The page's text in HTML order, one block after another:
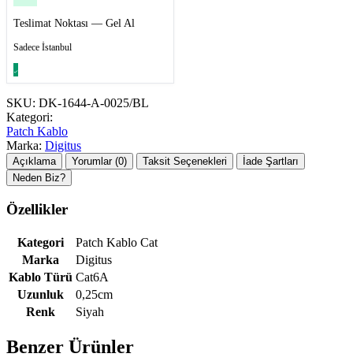
Teslimat Noktası — Gel Al
Sadece İstanbul
SKU: DK-1644-A-0025/BL
Kategori:
Patch Kablo
Marka: Digitus
Açıklama Yorumlar (0) Taksit Seçenekleri
İade Şartları
Neden Biz?
Özellikler
Kategori
Patch Kablo Cat
Marka
Digitus
Kablo Türü Cat6A
Uzunluk
0,25cm
Renk
Siyah
Benzer Ürünler